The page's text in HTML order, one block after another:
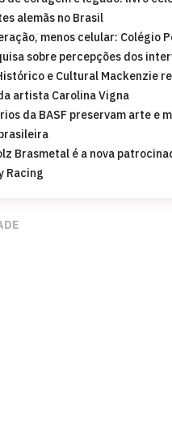
alemãs no Brasil
menos celular: Colégio
sobre percepções dos
e Cultural Mackenzie
artista Carolina Vigna
da BASF preservam arte e
Brasmetal é a nova
Racing